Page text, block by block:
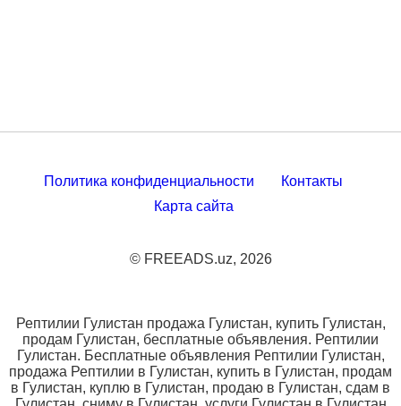
Политика конфиденциальности
Контакты
Карта сайта
© FREEADS.uz, 2026
Рептилии Гулистан продажа Гулистан, купить Гулистан,
продам Гулистан, бесплатные объявления. Рептилии
Гулистан. Бесплатные объявления Рептилии Гулистан,
продажа Рептилии в Гулистан, купить в Гулистан, продам
в Гулистан, куплю в Гулистан, продаю в Гулистан, сдам в